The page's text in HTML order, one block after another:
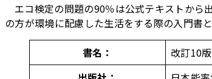
エコ検定の問題の90％は公式テキストから
の方が環境に配慮した生活をする際の入門書と
書名：
改訂10